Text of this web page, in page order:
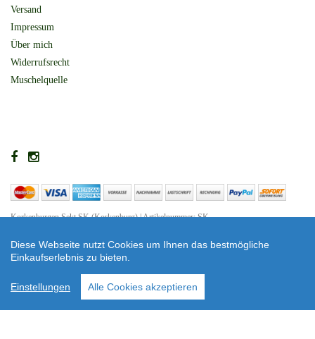
Versand
Impressum
Über mich
Widerrufsrecht
Muschelquelle
Korkenburgen Sekt SK (Korkenburg) | Artikelnummer: SK
Shop erstellt mit VersaCommerce.
* Alle Preise inkl. MwSt. zzgl. Versandkosten und ggf. Nachnahmegebühren, wenn
nicht anders beschrieben.
Diese Webseite nutzt Cookies um Ihnen das bestmögliche
Einkaufserlebnis zu bieten.
Einstellungen Alle Cookies akzeptieren